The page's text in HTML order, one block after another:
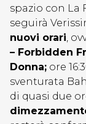
spazio con La
seguirà
nuovi orari,
– Forbidden
Donna; ore
sventurata
di quasi due